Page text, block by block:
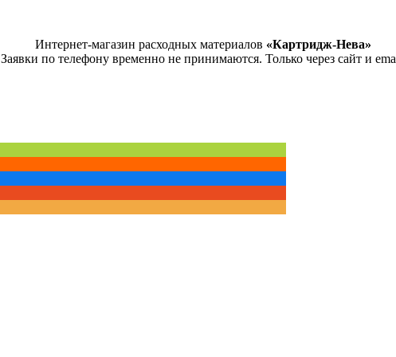
Интернет-магазин расходных материалов «Картридж-Нева»
Заявки по телефону временно не принимаются. Только через сайт и